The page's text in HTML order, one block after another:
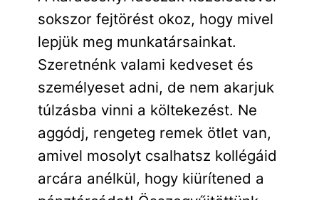
sokszor fejtörést okoz, hogy mivel
lepjük meg munkatársainkat.
Szeretnénk valami kedveset és
személyeset adni, de nem akarjuk
túlzásba vinni a költekezést. Ne
aggódj, rengeteg remek ötlet van,
amivel mosolyt csalhatsz kollégáid
arcára anélkül, hogy kiürítened a